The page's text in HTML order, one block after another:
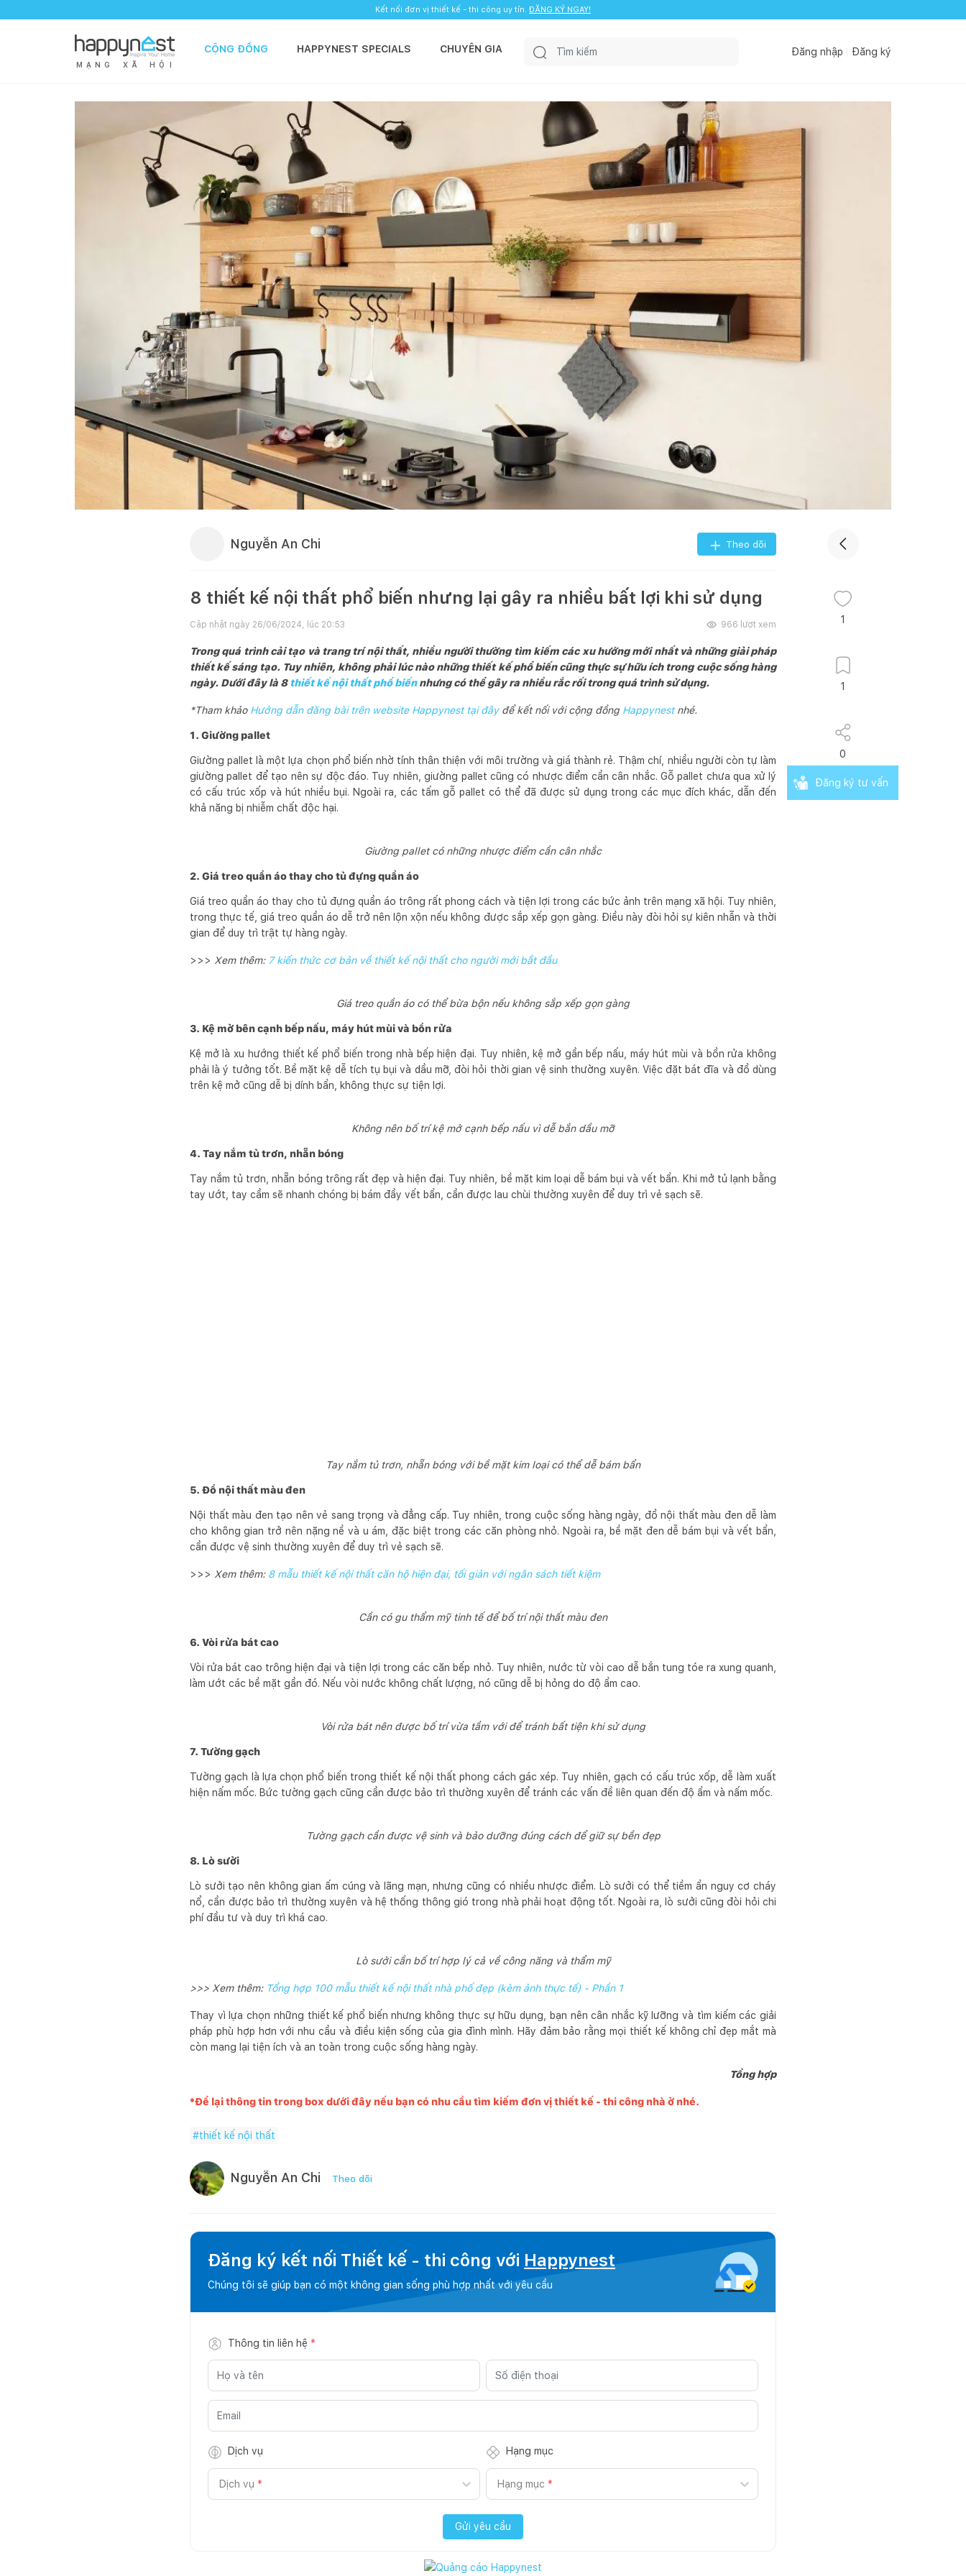
Kết nối đơn vị thiết kế - thi công uy tín. ĐĂNG KÝ NGAY!
M Ạ N G X Ã H Ộ I
CỘNG ĐỒNG HAPPYNEST SPECIALS CHUYÊN GIA Đăng nhập Đăng ký
Nguyễn An Chi Theo dõi
8 thiết kế nội thất phổ biến nhưng lại gây ra nhiều bất lợi khi sử dụng
Cập nhật ngày 26/06/2024, lúc 20:53 966 lượt xem
Trong quá trình cải tạo và trang trí nội thất, nhiều người thường tìm kiếm các xu hướng mới nhất và những giải pháp
thiết kế sáng tạo. Tuy nhiên, không phải lúc nào những thiết kế phổ biến cũng thực sự hữu ích trong cuộc sống hàng
ngày. Dưới đây là 8 thiết kế nội thất phổ biếnnhưng có thể gây ra nhiều rắc rối trong quá trình sử dụng.
*Tham khảo Hướng dẫn đăng bài trên website Happynest tại đâyđể kết nối với cộng đồng Happynest nhé.
1. Giường pallet
Giường pallet là một lựa chọn phổ biến nhờ tính thân thiện với môi trường và giá thành rẻ. Thậm chí, nhiều người còn tự làm
giường pallet để tạo nên sự độc đáo. Tuy nhiên, giường pallet cũng có nhược điểm cần cân nhắc. Gỗ pallet chưa qua xử lý
có cấu trúc xốp và hút nhiều bụi. Ngoài ra, các tấm gỗ pallet có thể đã được sử dụng trong các mục đích khác, dẫn đến
khả năng bị nhiễm chất độc hại.
Giường pallet có những nhược điểm cần cân nhắc
2. Giá treo quần áo thay cho tủ đựng quần áo
Giá treo quần áo thay cho tủ đựng quần áo trông rất phong cách và tiện lợi trong các bức ảnh trên mạng xã hội. Tuy nhiên,
trong thực tế, giá treo quần áo dễ trở nên lộn xộn nếu không được sắp xếp gọn gàng. Điều này đòi hỏi sự kiên nhẫn và thời
gian để duy trì trật tự hàng ngày.
>>> Xem thêm: 7 kiến thức cơ bản về thiết kế nội thất cho người mới bắt đầu
Giá treo quần áo có thể bừa bộn nếu không sắp xếp gọn gàng
3. Kệ mở bên cạnh bếp nấu, máy hút mùi và bồn rửa
Kệ mở là xu hướng thiết kế phổ biến trong nhà bếp hiện đại. Tuy nhiên, kệ mở gần bếp nấu, máy hút mùi và bồn rửa không
phải là ý tưởng tốt. Bề mặt kệ dễ tích tụ bụi và dầu mỡ, đòi hỏi thời gian vệ sinh thường xuyên. Việc đặt bát đĩa và đồ dùng
trên kệ mở cũng dễ bị dính bẩn, không thực sự tiện lợi.
Không nên bố trí kệ mở cạnh bếp nấu vì dễ bắn dầu mỡ
4. Tay nắm tủ trơn, nhẵn bóng
Tay nắm tủ trơn, nhẵn bóng trông rất đẹp và hiện đại. Tuy nhiên, bề mặt kim loại dễ bám bụi và vết bẩn. Khi mở tủ lạnh bằng
tay ướt, tay cầm sẽ nhanh chóng bị bám đầy vết bẩn, cần được lau chùi thường xuyên để duy trì vẻ sạch sẽ.
Tay nắm tủ trơn, nhẵn bóng với bề mặt kim loại có thể dễ bám bẩn
5. Đồ nội thất màu đen
Nội thất màu đen tạo nên vẻ sang trọng và đẳng cấp. Tuy nhiên, trong cuộc sống hàng ngày, đồ nội thất màu đen dễ làm
cho không gian trở nên nặng nề và u ám, đặc biệt trong các căn phòng nhỏ. Ngoài ra, bề mặt đen dễ bám bụi và vết bẩn,
cần được vệ sinh thường xuyên để duy trì vẻ sạch sẽ.
>>> Xem thêm: 8 mẫu thiết kế nội thất căn hộ hiện đại, tối giản với ngân sách tiết kiệm
Cần có gu thẩm mỹ tinh tế để bố trí nội thất màu đen
6. Vòi rửa bát cao
Vòi rửa bát cao trông hiện đại và tiện lợi trong các căn bếp nhỏ. Tuy nhiên, nước từ vòi cao dễ bắn tung tóe ra xung quanh,
làm ướt các bề mặt gần đó. Nếu vòi nước không chất lượng, nó cũng dễ bị hỏng do độ ẩm cao.
Vòi rửa bát nên được bố trí vừa tầm với để tránh bất tiện khi sử dụng
7. Tường gạch
Tường gạch là lựa chọn phổ biến trong thiết kế nội thất phong cách gác xép. Tuy nhiên, gạch có cấu trúc xốp, dễ làm xuất
hiện nấm mốc. Bức tường gạch cũng cần được bảo trì thường xuyên để tránh các vấn đề liên quan đến độ ẩm và nấm mốc.
Tường gạch cần được vệ sinh và bảo dưỡng đúng cách để giữ sự bền đẹp
8. Lò sưởi
Lò sưởi tạo nên không gian ấm cúng và lãng mạn, nhưng cũng có nhiều nhược điểm. Lò sưởi có thể tiềm ẩn nguy cơ cháy
nổ, cần được bảo trì thường xuyên và hệ thống thông gió trong nhà phải hoạt động tốt. Ngoài ra, lò sưởi cũng đòi hỏi chi
phí đầu tư và duy trì khá cao.
Lò sưởi cần bố trí hợp lý cả về công năng và thẩm mỹ
>>> Xem thêm: Tổng hợp 100 mẫu thiết kế nội thất nhà phố đẹp (kèm ảnh thực tế) - Phần 1
Thay vì lựa chọn những thiết kế phổ biến nhưng không thực sự hữu dụng, bạn nên cân nhắc kỹ lưỡng và tìm kiếm các giải
pháp phù hợp hơn với nhu cầu và điều kiện sống của gia đình mình. Hãy đảm bảo rằng mọi thiết kế không chỉ đẹp mắt mà
còn mang lại tiện ích và an toàn trong cuộc sống hàng ngày.
Tổng hợp
*Để lại thông tin trong box dưới đây nếu bạn có nhu cầu tìm kiếm đơn vị thiết kế - thi công nhà ở nhé.
#thiết kế nội thất
Nguyễn An Chi Theo dõi
Đăng ký kết nối Thiết kế - thi công với Happynest
Chúng tôi sẽ giúp bạn có một không gian sống phù hợp nhất với yêu cầu
Thông tin liên hệ *
Dịch vụ
Dịch vụ *
Hạng mục
Hạng mục *
Gửi yêu cầu
1
1
0
Đăng ký tư vấn